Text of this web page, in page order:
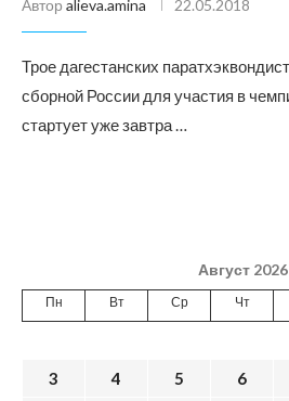
Автор alieva.amina 22.05.2018
Трое дагестанских
сборной России для участия в
стартует уже завтра …
Август 2026
Пн Вт Ср Чт
3
4 5 6